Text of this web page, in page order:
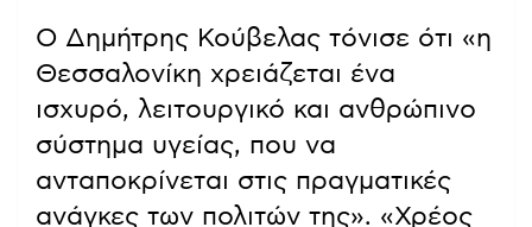
Ο Δημήτρης Κούβελας τόνισε ότι «η
Θεσσαλονίκη χρειάζεται ένα
ισχυρό, λειτουργικό και ανθρώπινο
σύστημα υγείας, που να
ανταποκρίνεται στις πραγματικές
ανάγκες των πολιτών της». «Χρέος